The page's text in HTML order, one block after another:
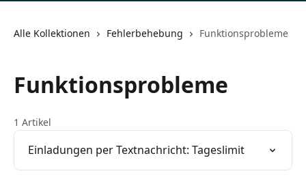
Alle Kollektionen Fehlerbehebung Funktionsprobleme
Funktionsprobleme
1 Artikel
Einladungen per Textnachricht: Tageslimit